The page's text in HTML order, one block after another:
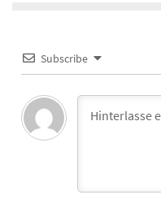
Subscribe